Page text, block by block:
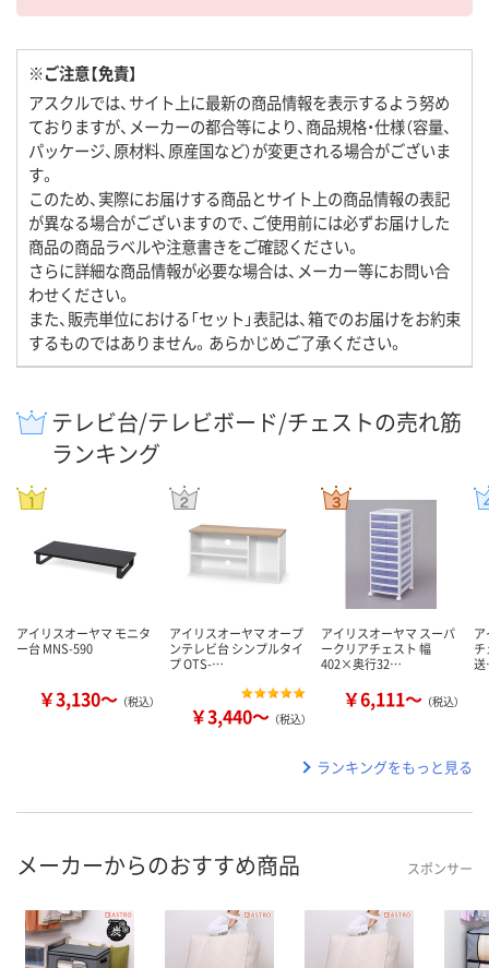
※ご注意【免責】
アスクルでは、サイト上に最新の商品情報を表示するよう努め
ておりますが、メーカーの都合等により、商品規格・仕様（容量、
パッケージ、原材料、原産国など）が変更される場合がございま
す。
このため、実際にお届けする商品とサイト上の商品情報の表記
が異なる場合がございますので、ご使用前には必ずお届けした
商品の商品ラベルや注意書きをご確認ください。
さらに詳細な商品情報が必要な場合は、メーカー等にお問い合
わせください。
また、販売単位における「セット」表記は、箱でのお届けをお約束
するものではありません。あらかじめご了承ください。
テレビ台/テレビボード/チェストの売れ筋
ランキング
アイリスオーヤマ モニタ
ー台 MNS-590
￥3,130～ （税込）
アイリスオーヤマ オープ
ンテレビ台 シンプルタイ
プ OTS-…
￥3,440～ （税込）
アイリスオーヤマ スーパ
ークリアチェスト 幅
402×奥行32…
￥6,111～ （税込）
チ
ランキングをもっと見る
メーカーからのおすすめ商品 スポンサー